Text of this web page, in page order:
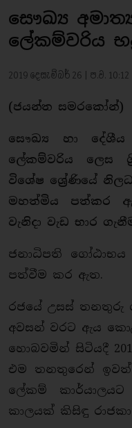
සෞඛ්‍ය
ලේකම්වරිය
2019 දෙසැම්බර් 26 | ප.ව. 10:12
(ජයන්ත සමරකෝන්)
සෞඛ්‍ය හා දේශීය
ලේකම්වරිය ලෙස
විශේෂ ශ්‍රේණියේ
මහත්මිය පත්කර
වැනිදා වැඩ භාර
ජනාධිපති
පත්වීම කර ඇත.
රජයේ උසස් තනතුරු
අවසන් වරට ඇය
හොබවමින් සිටියදී
එම තනතුරෙන් ඉවත්
ලේකම්
කාලයක් කිසිඳු